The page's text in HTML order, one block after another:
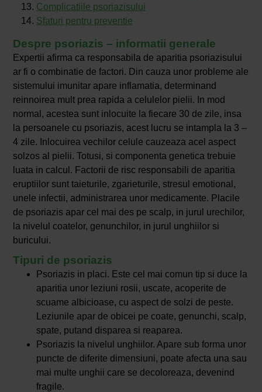
Complicatiile psoriazisului
Sfaturi pentru preventie
Despre psoriazis – informatii generale
Expertii afirma ca responsabila de aparitia psoriazisului
ar fi o combinatie de factori. Din cauza unor probleme ale
sistemului imunitar apare inflamatia, determinand
reinnoirea mult prea rapida a celulelor pielii. In mod
normal, acestea sunt inlocuite la fiecare 30 de zile, insa
la persoanele cu psoriazis, acest lucru se intampla la 3 –
4 zile. Inlocuirea vechilor celule cauzeaza acel aspect
solzos al pielii. Totusi, si componenta genetica trebuie
luata in calcul. Factorii de risc responsabili de aparitia
eruptiilor sunt taieturile, zgarieturile, stresul emotional,
unele infectii, administrarea unor medicamente. Placile
de psoriazis apar cel mai des pe scalp, in jurul urechilor,
la nivelul coatelor, genunchilor, in jurul unghiilor si
buricului.
Tipuri de psoriazis
Psoriazis in placi. Este cel mai comun tip si duce la
aparitia unor leziuni rosii, uscate, acoperite de
scuame albicioase, cu aspect de solzi de peste.
Leziunile apar de obicei pe coate, genunchi, scalp,
spate, putand disparea si reaparea.
Psoriazis la nivelul unghiilor. Apare sub forma unor
puncte de diferite dimensiuni, poate afecta una sau
mai multe unghii care se decoloreaza, devenind
fragile.